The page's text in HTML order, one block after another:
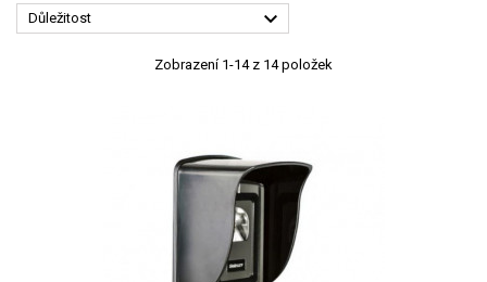
Důležitost 
Zobrazení 1-14 z 14 položek